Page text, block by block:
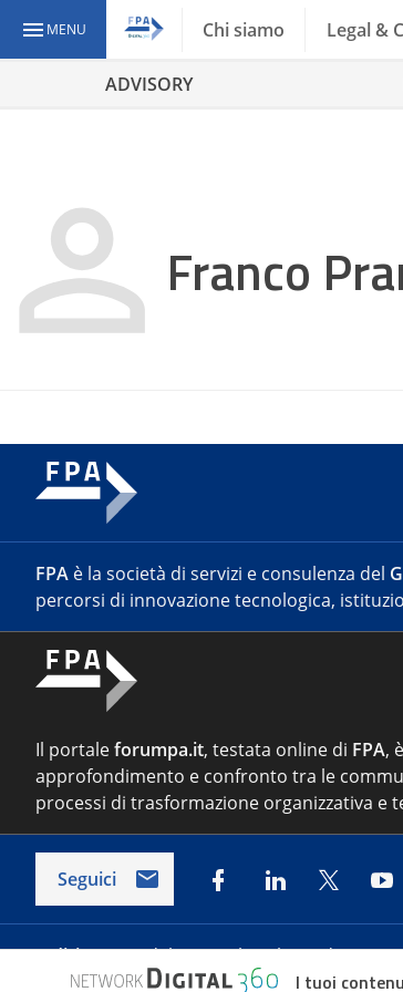
MENU Chi siamo Legal &
ADVISORY
Franco
FPA è la società di servizi e consulenza del
percorsi di innovazione tecnologica,
Il portaleforumpa.it, testata online di FPA,
approfondimento e confronto tra le
processi di trasformazione organizzativa e
Seguici
Indirizzo:Via del Porto Fluviale 67/d –
I tuoi